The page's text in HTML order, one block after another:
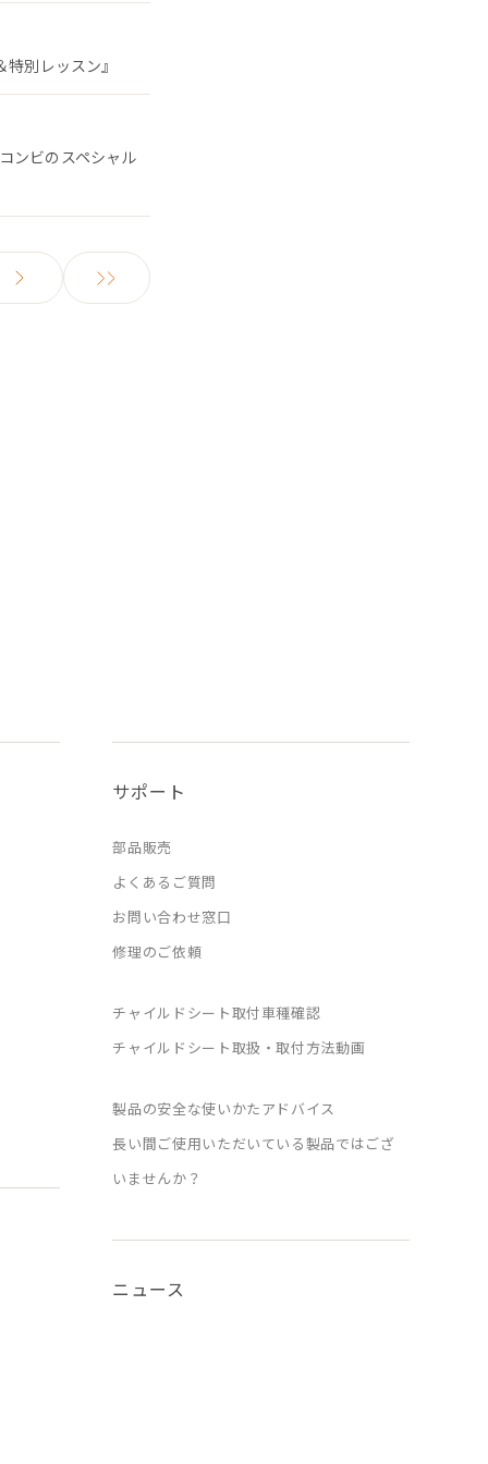
別レッスン』
ンビのスペシャル
サポート
部品販売
よくあるご質問
お問い合わせ窓口
修理のご依頼
チャイルドシート取付車種確認
チャイルドシート取扱・取付方法動画
製品の安全な使いかたアドバイス
長い間ご使用いただいている製品ではござ
いませんか？
ニュース